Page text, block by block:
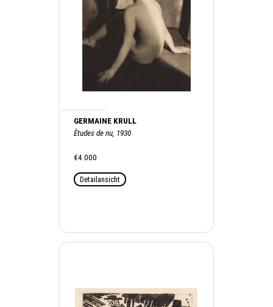
GERMAINE KRULL
Ètudes de nu, 1930
€4.000
Detailansicht